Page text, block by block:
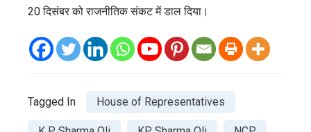
20 दिसंबर को राजनीतिक संकट में डाल दिया।
Tagged In House of Representatives